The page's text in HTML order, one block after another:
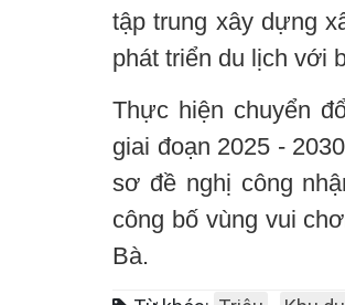
tập trung xây dựng
phát triển du lịch với
Thực hiện chuyển
giai đoạn 2025 -
sơ đề nghị công
công bố vùng vui
Bà.